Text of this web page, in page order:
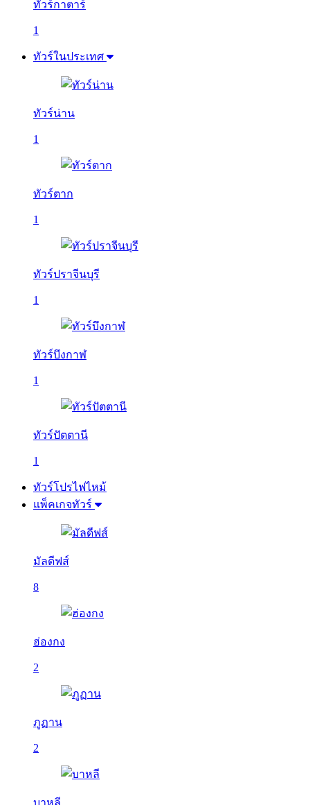
ทัวร์กาตาร์
1
ทัวร์ในประเทศ
ทัวร์น่าน
1
ทัวร์ตาก
1
ทัวร์ปราจีนบุรี
1
ทัวร์บึงกาฬ
1
ทัวร์ปัตตานี
1
ทัวร์โปรไฟไหม้
แพ็คเกจทัวร์
มัลดีฟส์
8
ฮ่องกง
2
ภูฏาน
2
บาหลี